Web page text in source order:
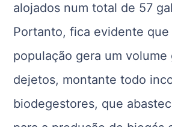
alojados num total de 57
Portanto, fica evidente que
população gera um
dejetos, montante todo
biodegestores, que